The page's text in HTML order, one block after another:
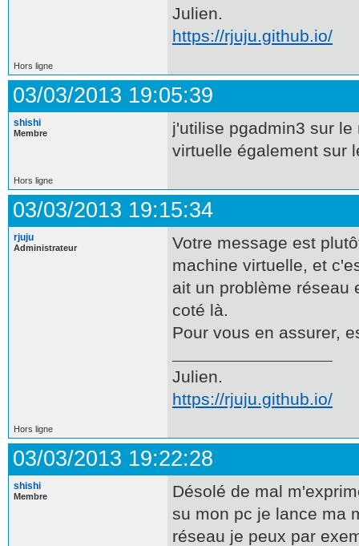
Julien.
https://rjuju.github.io/
Hors ligne
03/03/2013 19:05:39
shishi
Membre
j'utilise pgadmin3 sur
virtuelle également sur
Hors ligne
03/03/2013 19:15:34
rjuju
Administrateur
Votre message est
machine virtuelle, et
ait un problème réseau
coté là.
Pour vous en assurer,
Julien.
https://rjuju.github.io/
Hors ligne
03/03/2013 19:22:28
shishi
Membre
Désolé de mal
su mon pc je lance ma
réseau je peux par